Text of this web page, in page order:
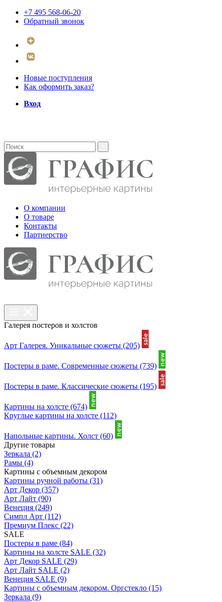
+7 495 568-06-20
Обратный звонок
Новые поступления
Как оформить заказ?
Вход
О компании
О товаре
Контакты
Партнерcтво
Галерея постеров и холстов
Арт Галерея. Уникальные сюжеты (205)
Постеры в раме. Современные сюжеты (739)
Постеры в раме. Классические сюжеты (195)
Картины на холсте (674)
Круглые картины на холсте (112)
Напольные картины. Холст (60)
Другие товары
Зеркала (2)
Рамы (4)
Картины с объемным декором
Картины ручной работы (31)
Арт Декор (357)
Арт Лайт (90)
Венеция (249)
Симпл Арт (112)
Премиум Плекс (22)
SALE
Постеры в раме (84)
Картины на холсте SALE (32)
Арт Декор SALE (29)
Арт Лайт SALE (2)
Венеция SALE (9)
Картины с объемным декором. Оргстекло (15)
Зеркала (9)